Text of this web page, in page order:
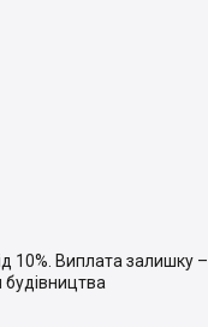
10%. Виплата залишку –